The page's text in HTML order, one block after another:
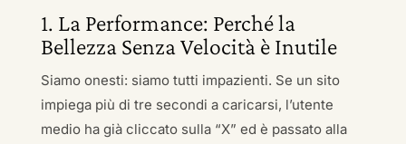
1. La Performance: Perché la
Bellezza Senza Velocità è Inutile
Siamo onesti: siamo tutti impazienti. Se un sito
impiega più di tre secondi a caricarsi, l’utente
medio ha già cliccato sulla “X” ed è passato alla